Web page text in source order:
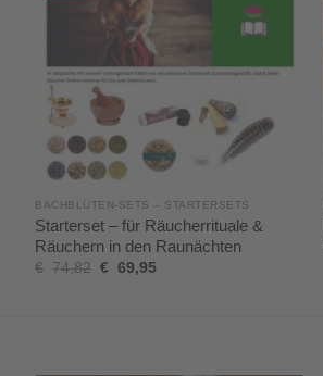
BACHBLÜTEN-SETS – STARTERSETS
Starterset – für Räucherrituale &
Räuchern in den Raunächten
€ 74,82 € 69,95